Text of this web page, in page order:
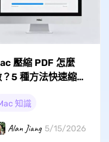
壓縮 PDF 怎麼
？5 種方法快速縮
知識
Alan Jiang 5/15/2026